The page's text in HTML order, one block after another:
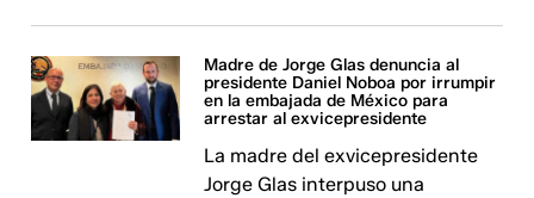
Madre de Jorge Glas denuncia al
presidente Daniel Noboa por irrumpir
en la embajada de México para
arrestar al exvicepresidente
La madre del exvicepresidente
Jorge Glas interpuso una